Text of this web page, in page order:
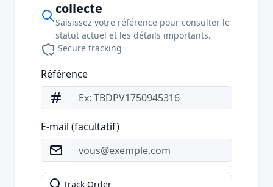
collecte
Saisissez votre référence pour consulter le
statut actuel et les détails importants.
Secure tracking
Référence
E-mail (facultatif)
Track Order